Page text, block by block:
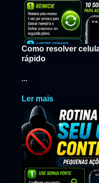
Como resolver
rápido
...
Ler mais